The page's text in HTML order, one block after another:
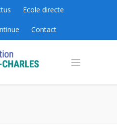
Ecole directe
Contact